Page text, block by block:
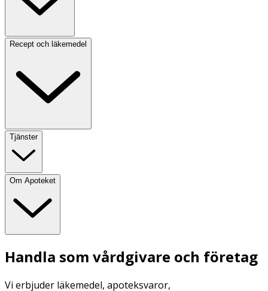
Recept och läkemedel
Tjänster
Om Apoteket
Handla som vårdgivare och företag
Vi erbjuder läkemedel, apoteksvaror,